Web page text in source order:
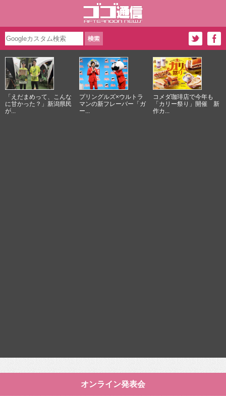
「えだまめって、こんな
に甘かった？」新潟県民
が...
プリングルズ×ウルトラ
マンの新フレーバー「ガ
ー...
コメダ珈琲店で今年も
「カリー祭り」開催 新
作カ...
オンライン発表会